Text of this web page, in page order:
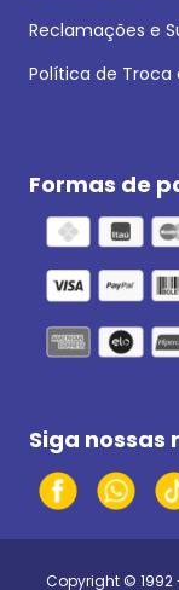
Reclamações e
Política de Troca
Formas de
Siga nossas
Copyright © 1992